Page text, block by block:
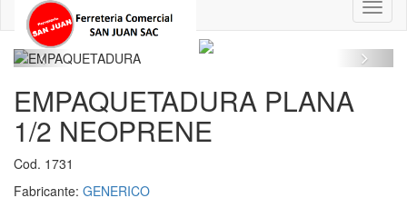
EMPAQUETADURA PLANA
1/2 NEOPRENE
Cod. 1731
Fabricante: GENERICO